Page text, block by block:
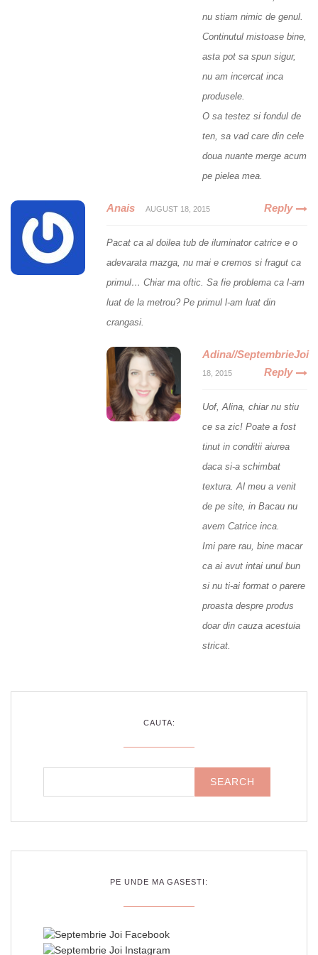
nu stiam nimic de genul.
Continutul mistoase bine,
asta pot sa spun sigur,
nu am incercat inca
produsele.
O sa testez si fondul de
ten, sa vad care din cele
doua nuante merge acum
pe pielea mea.
Anais AUGUST 18, 2015 Reply
Pacat ca al doilea tub de iluminator catrice e o
adevarata mazga, nu mai e cremos si fragut ca
primul… Chiar ma oftic. Sa fie problema ca l-am
luat de la metrou? Pe primul l-am luat din
crangasi.
Adina//SeptembrieJoi
18, 2015 Reply
Uof, Alina, chiar nu stiu
ce sa zic! Poate a fost
tinut in conditii aiurea
daca si-a schimbat
textura. Al meu a venit
de pe site, in Bacau nu
avem Catrice inca.
Imi pare rau, bine macar
ca ai avut intai unul bun
si nu ti-ai format o parere
proasta despre produs
doar din cauza acestuia
stricat.
CAUTA:
PE UNDE MA GASESTI: